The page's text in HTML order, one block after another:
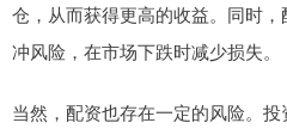
仓，从而获得更高的收益。同时
冲风险，在市场下跌时减少损失。
当然，配资也存在一定的风险。